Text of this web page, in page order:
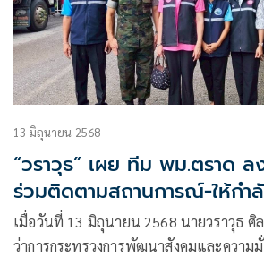
13 มิถุนายน 2568
“วราวุธ” เผย ทีม พม.ตราด
ร่วมติดตามสถานการณ์-ให้กำ
แนวทางการอพยพคน กลุ่มเป
เมื่อวันที่ 13 มิถุนายน 2568 นายวราวุธ ศิ
ว่าการกระทรวงการพัฒนาสังคมและควา